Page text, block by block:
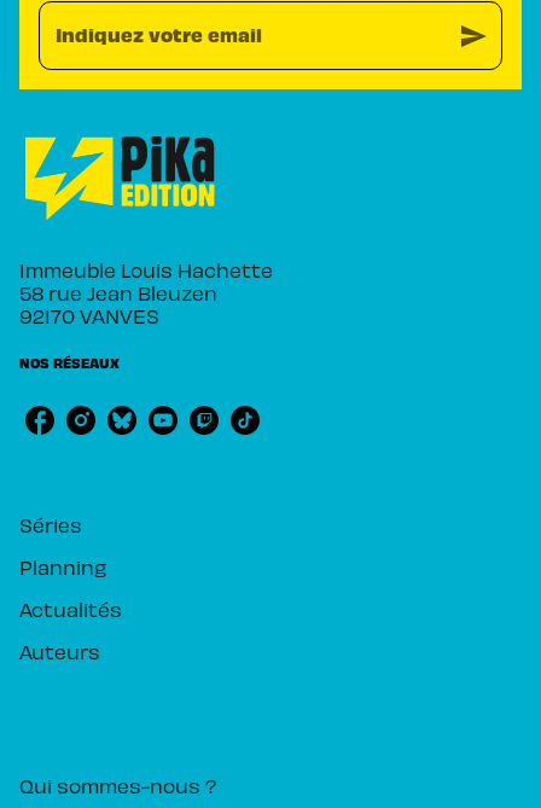
Indiquez votre email send
Immeuble Louis Hachette
58 rue Jean Bleuzen
92170 VANVES
NOS RÉSEAUX
Séries
Planning
Actualités
Auteurs
Qui sommes-nous ?